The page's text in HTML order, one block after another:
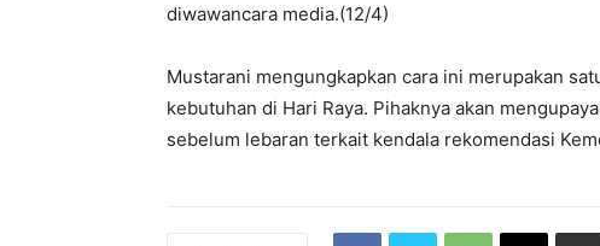
diwawancara media.(12/4)
Mustarani mengungkapkan cara ini merupakan
kebutuhan di Hari Raya. Pihaknya akan
sebelum lebaran terkait kendala rekomendasi